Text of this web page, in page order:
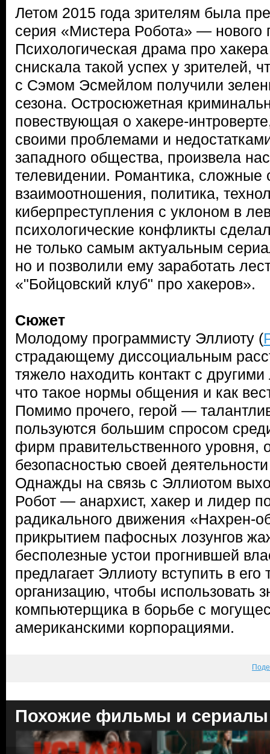
Летом 2015 года зрителям была
серия «Мистера Робота» — нового
Психологическая драма про
снискала такой успех у зрителей,
с Сэмом Эсмейлом получили
сезона. Остросюжетная
повествующая о хакере-
своими проблемами и
западного общества, произвела
телевидении. Романтика, сложные
взаимоотношения, политика,
киберпреступления с уклоном в
психологические конфликты
не только самым актуальным
но и позволили ему заработать
«"Бойцовский клуб" про хакеров».
Сюжет
Молодому программисту Эллиоту (
страдающему диссоциальным
тяжело находить контакт с
что такое нормы общения и как
Помимо прочего, герой —
пользуются большим спросом
фирм правительственного уровня,
безопасностью своей
Однажды на связь с Эллиотом
Робот — анархист, хакер и лидер
радикального движения «Нахрен-
прикрытием пафосных лозунгов
бесполезные устои прогнившей
предлагает Эллиоту вступить в его
организацию, чтобы использовать
компьютерщика в борьбе с
американскими корпорациями.
Похожие фильмы и сериалы